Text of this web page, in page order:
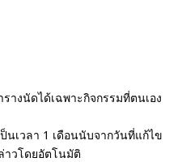
างนัดได้เฉพาะกิจกรรมที่ตนเอง
นเวลา 1 เดือนนับจากวันที่แก้ไข
าวโดยอัตโนมัติ